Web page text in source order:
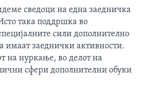
сведоци на една заедничка
така поддршка во
сили дополнително
имаат заеднички активности.
на нуркање, во делот на
сфери дополнителни обуки